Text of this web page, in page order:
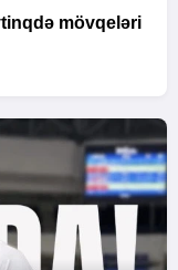
mövqeləri